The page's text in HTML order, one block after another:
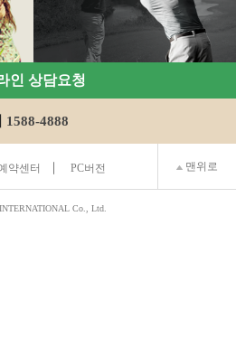
인 상담요청
1588-4888
약센터 PC버전 맨위로
Co., Ltd.